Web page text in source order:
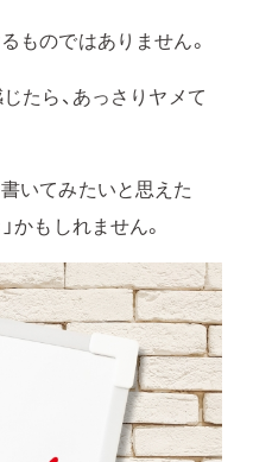
ものではありません。
たら、あっさりヤメて
いてみたいと思えた
かもしれません。